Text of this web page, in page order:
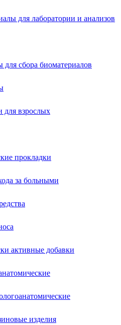
для лаборатории и анализов
для сбора биоматериалов
для взрослых
прокладки
за больными
активные добавки
изделия